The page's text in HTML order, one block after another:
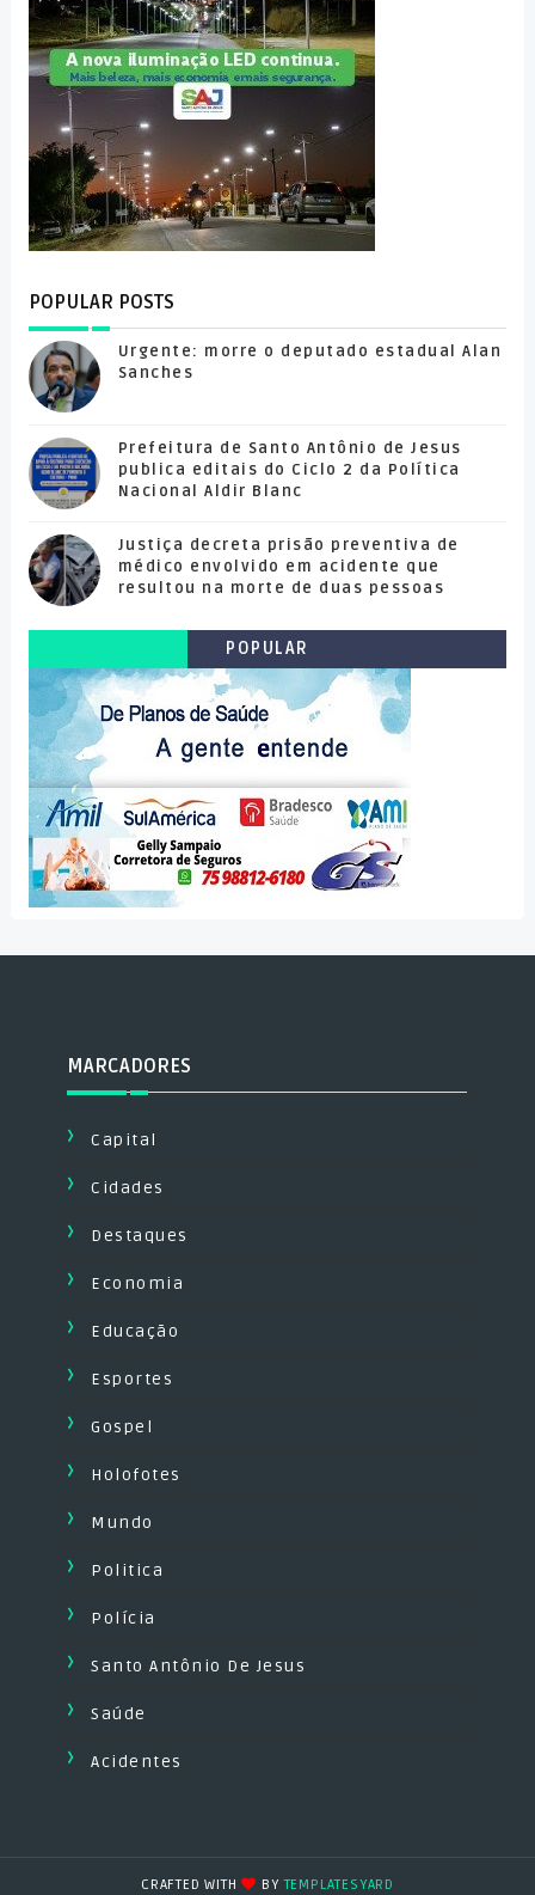
POPULAR POSTS
Urgente: morre o deputado estadual Alan
Sanches
Prefeitura de Santo Antônio de Jesus
publica editais do Ciclo 2 da Política
Nacional Aldir Blanc
Justiça decreta prisão preventiva de
médico envolvido em acidente que
resultou na morte de duas pessoas
POPULAR
MARCADORES
Capital
Cidades
Destaques
Economia
Educação
Esportes
Gospel
Holofotes
Mundo
Politica
Polícia
Santo Antônio De Jesus
Saúde
Acidentes
CRAFTED WITH BYTEMPLATESYARD